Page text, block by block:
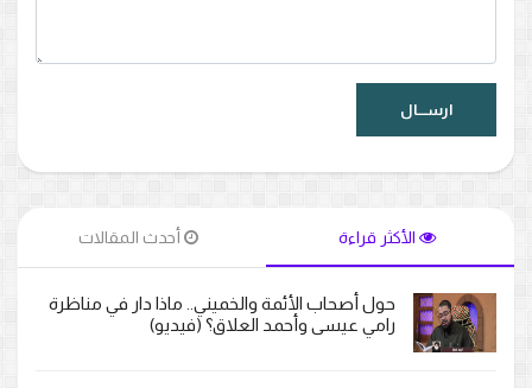
الأكثر قراءة أحدث المقالات
حول أصحاب الأئمة والخميني.. ماذا دار في مناظرة
رامي عيسى وأحمد العلاق؟ (فيديو)